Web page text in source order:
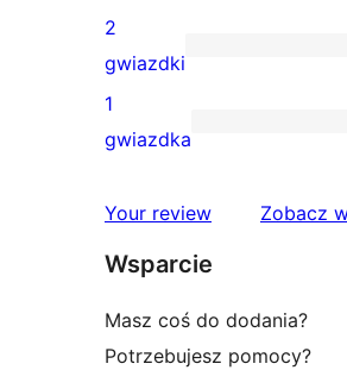
gwiazdkowych
recenzji
3-
gwiazdkowych
0
recenzji
2-
2
gwiazdki
0
1-
1
gwiazdka
Your review Zobacz
Wsparcie
Masz coś do dodania?
Potrzebujesz pomocy?